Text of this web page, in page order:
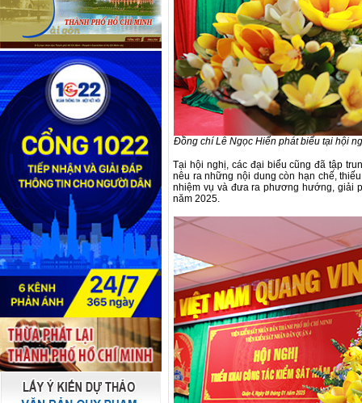
Đồng chí Lê Ngọc Hiển phát biểu tại hội
Tại hội nghị, các đại biểu cũng đã tập
nêu ra những nội dung còn hạn chế,
nhiệm vụ và đưa ra phương hướng, giải
năm 2025.